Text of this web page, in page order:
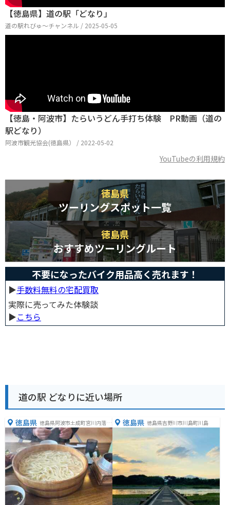
【徳島県】道の駅「どなり」
道の駅れびゅ〜チャンネル / 2025-05-05
【徳島・阿波市】たらいうどん手打ち体験 PR動画（道の
駅どなり）
阿波市観光協会(徳島県） / 2022-05-02
YouTubeの利用規約
徳島県
ツーリングスポット一覧
徳島県
おすすめツーリングルート
不要になったバイク用品高く売れます！
▶︎手数料無料の宅配買取
実際に売ってみた体験談
▶︎こちら
道の駅 どなりに近い場所
徳島県 徳島県阿波市土成町宮川内落久
保１０４
徳島県 徳島県吉野川市川島町川島